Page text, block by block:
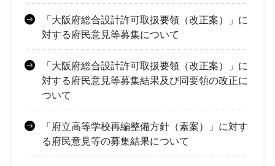
「大阪府総合設計許可取扱要領（改正案）」に
対する府民意見等募集について
「大阪府総合設計許可取扱要領（改正案）」に
対する府民意見等募集結果及び同要領の改正に
ついて
「府立高等学校再編整備方針（素案）」に対す
る府民意見等の募集結果について